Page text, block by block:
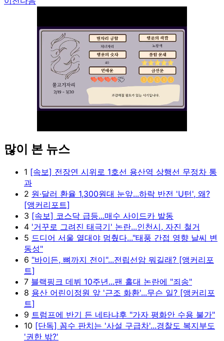
많이 본 뉴스
1 [속보] 전장연 시위로 1호선 용산역 상행선 무정차 통
과
2 원·달러 환율 1,300원대 눈앞...하락 반전 'U턴', 왜?
[앵커리포트]
3 [속보] 코스닥 급등...매수 사이드카 발동
4 '거꾸로 그려진 태극기' 논란...인천시, 자진 철거
5 드디어 서울 열대야 멈췄다..."태풍 간접 영향 날씨 변
동성"
6 "바이든, 뼈까지 전이"...전립선암 뭐길래? [앵커리포
트]
7 블랙핑크 데뷔 10주년...팬 홀대 논란에 "죄송"
8 용산 어린이정원 앞 '근조 화환'...무슨 일? [앵커리포
트]
9 트럼프에 반기 든 네타냐후 "가자 평화안 수용 불가"
10 [단독] 꼼수 판치는 '사설 구급차'...경찰도 복지부도
'권한 밖?'